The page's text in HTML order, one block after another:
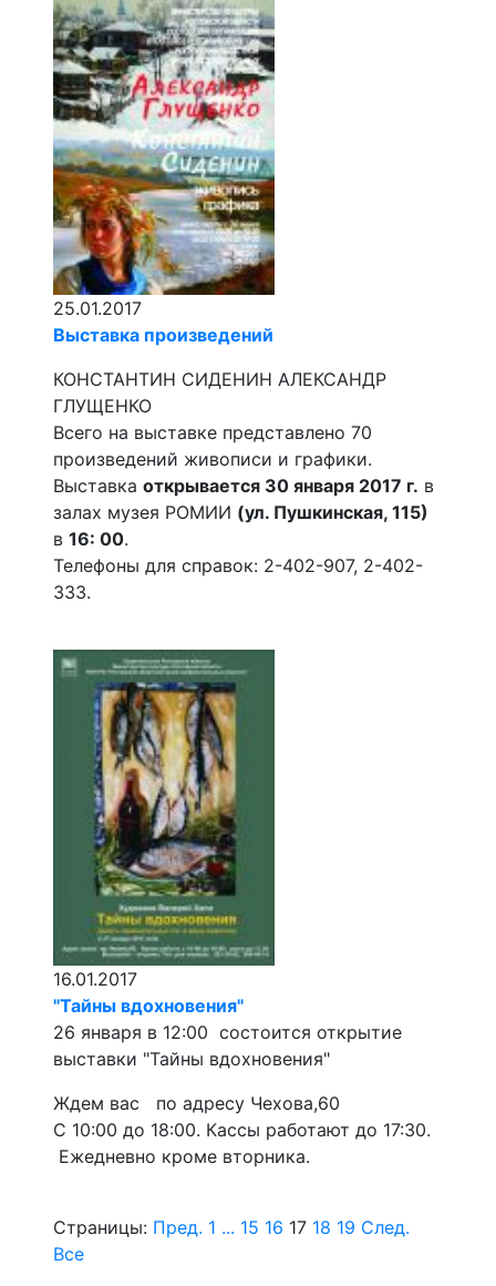
25.01.2017
Выставка произведений
КОНСТАНТИН СИДЕНИН АЛЕКСАНДР
ГЛУЩЕНКО
Всего на выставке представлено 70
произведений живописи и графики.
Выставка открывается 30 января 2017 г. в
залах музея РОМИИ (ул. Пушкинская, 115)
в 16: 00.
Телефоны для справок: 2-402-907, 2-402-
333.
16.01.2017
"Тайны вдохновения"
26 января в 12:00 состоится открытие
выставки "Тайны вдохновения"
Ждем вас по адресу Чехова,60
С 10:00 до 18:00. Кассы работают до 17:30.
Ежедневно кроме вторника.
Страницы: Пред. 1 ... 15 16 17 18 19 След.
Все